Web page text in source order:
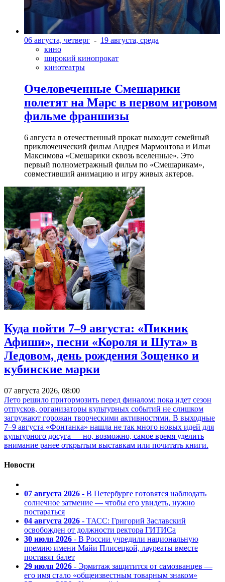
06 августа, четверг - 19 августа, среда
кино
широкий кинопрокат
кинотеатры
Очеловеченные Смешарики
полетят на Марс в первом игровом
фильме франшизы
6 августа в отечественный прокат выходит семейный
приключенческий фильм Андрея Мармонтова и Ильи
Максимова «Смешарики сквозь вселенные». Это
первый полнометражный фильм по «Смешарикам»,
совместивший анимацию и игру живых актеров.
Куда пойти 7–9 августа: «Пикник
Афиши», песни «Короля и Шута» в
Ледовом, день рождения Зощенко и
кубинские марки
07 августа 2026, 08:00
Лето решило притормозить перед финалом: пока идет сезон
отпусков, организаторы культурных событий не слишком
загружают горожан творческими активностями. В выходные
7–9 августа «Фонтанка» нашла не так много новых идей для
культурного досуга — но, возможно, самое время уделить
внимание ранее открытым выставкам или почитать книги.
Новости
07 августа 2026 - В Петербурге готовятся наблюдать
солнечное затмение — чтобы его увидеть, нужно
постараться
04 августа 2026 - ТАСС: Григорий Заславский
освобожден от должности ректора ГИТИСа
30 июля 2026 - В России учредили национальную
премию имени Майи Плисецкой, лауреаты вместе
поставят балет
29 июля 2026 - Эрмитаж защитится от самозванцев —
его имя стало «общеизвестным товарным знаком»